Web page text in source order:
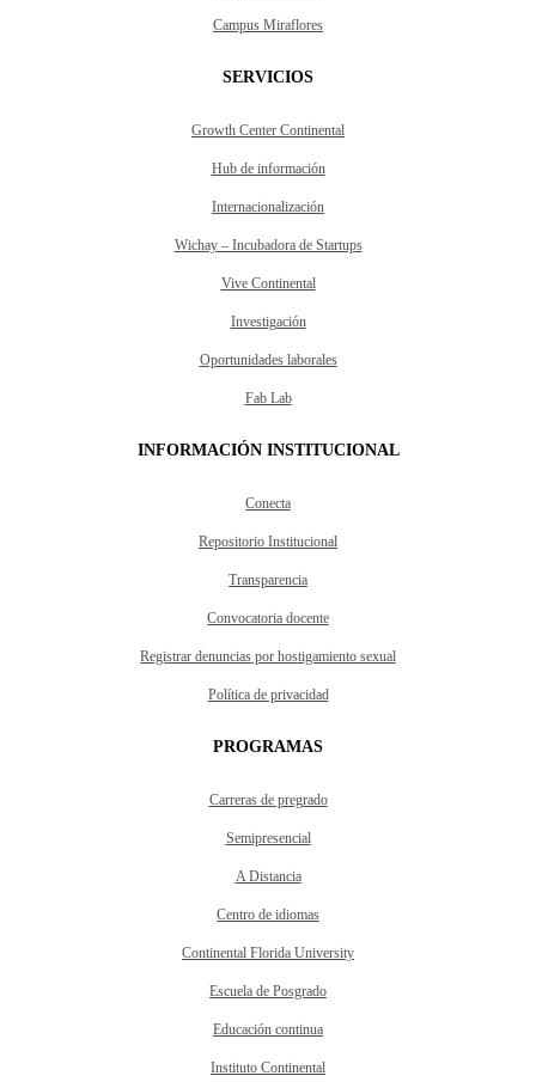
Campus Miraflores
SERVICIOS
Growth Center Continental
Hub de información
Internacionalización
Wichay – Incubadora de Startups
Vive Continental
Investigación
Oportunidades laborales
Fab Lab
INFORMACIÓN INSTITUCIONAL
Conecta
Repositorio Institucional
Transparencia
Convocatoria docente
Registrar denuncias por hostigamiento sexual
Política de privacidad
PROGRAMAS
Carreras de pregrado
Semipresencial
A Distancia
Centro de idiomas
Continental Florida University
Escuela de Posgrado
Educación continua
Instituto Continental